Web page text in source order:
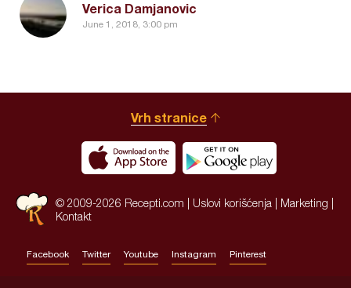
Verica Damjanovic
June 1, 2018, 3:00 pm
Vrh stranice
© 2009-2026 Recepti.com | Uslovi korišćenja Marketing
Kontakt
Facebook Twitter Youtube Instagram Pinterest